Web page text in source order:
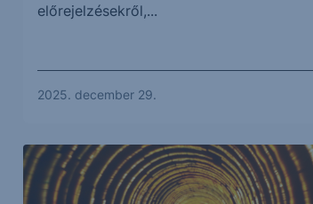
előrejelzésekről,...
2025. december 29.